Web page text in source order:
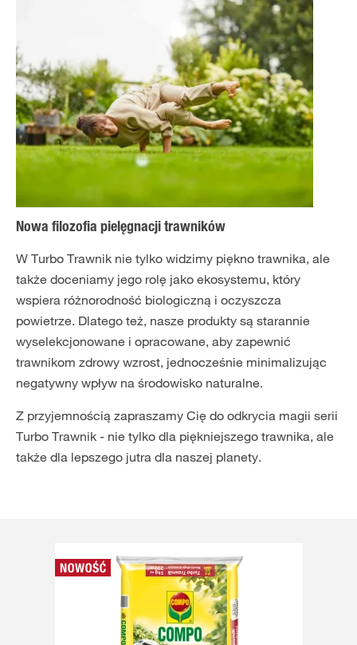
Nowa filozofia pielęgnacji trawników
W Turbo Trawnik nie tylko widzimy piękno trawnika, ale
także doceniamy jego rolę jako ekosystemu, który
wspiera różnorodność biologiczną i oczyszcza
powietrze. Dlatego też, nasze produkty są starannie
wyselekcjonowane i opracowane, aby zapewnić
trawnikom zdrowy wzrost, jednocześnie minimalizując
negatywny wpływ na środowisko naturalne.
Z przyjemnością zapraszamy Cię do odkrycia magii serii
Turbo Trawnik - nie tylko dla piękniejszego trawnika, ale
także dla lepszego jutra dla naszej planety.